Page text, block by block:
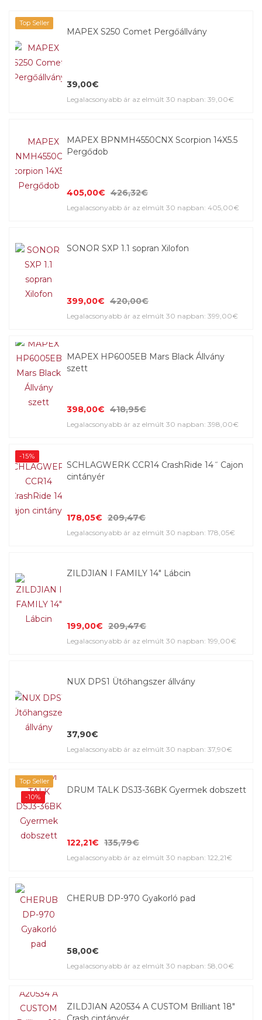
Top Seller
MAPEX S250 Comet Pergőállvány
39,00€
Legalacsonyabb ár az elmúlt 30 napban: 39,00€
MAPEX BPNMH4550CNX Scorpion 14X5.5
Pergődob
405,00€ 426,32€
Legalacsonyabb ár az elmúlt 30 napban: 405,00€
SONOR SXP 1.1 sopran Xilofon
399,00€ 420,00€
Legalacsonyabb ár az elmúlt 30 napban: 399,00€
MAPEX HP6005EB Mars Black Állvány
szett
398,00€ 418,95€
Legalacsonyabb ár az elmúlt 30 napban: 398,00€
-15%
SCHLAGWERK CCR14 CrashRide 14˝ Cajon
cintányér
178,05€ 209,47€
Legalacsonyabb ár az elmúlt 30 napban: 178,05€
ZILDJIAN I FAMILY 14" Lábcin
199,00€ 209,47€
Legalacsonyabb ár az elmúlt 30 napban: 199,00€
NUX DPS1 Ütőhangszer állvány
37,90€
Legalacsonyabb ár az elmúlt 30 napban: 37,90€
Top Seller
-10%
DRUM TALK DSJ3-36BK Gyermek dobszett
122,21€ 135,79€
Legalacsonyabb ár az elmúlt 30 napban: 122,21€
CHERUB DP-970 Gyakorló pad
58,00€
Legalacsonyabb ár az elmúlt 30 napban: 58,00€
ZILDJIAN A20534 A CUSTOM Brilliant 18"